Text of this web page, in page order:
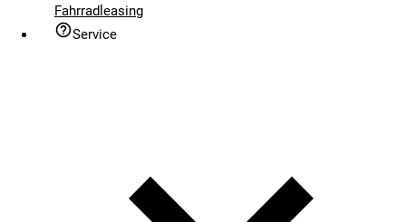
Fahrradleasing
Service